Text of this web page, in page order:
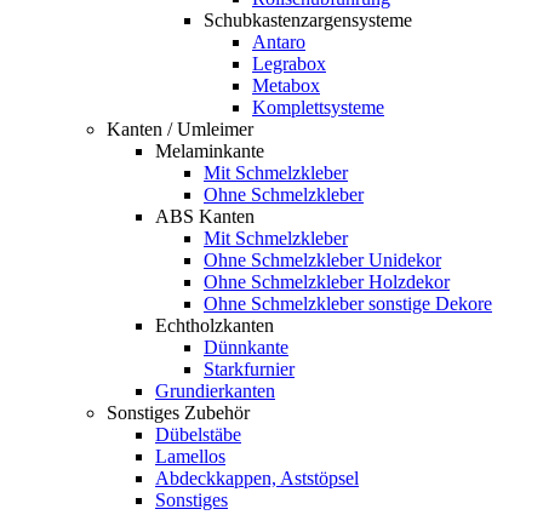
Schubkastenzargensysteme
Antaro
Legrabox
Metabox
Komplettsysteme
Kanten / Umleimer
Melaminkante
Mit Schmelzkleber
Ohne Schmelzkleber
ABS Kanten
Mit Schmelzkleber
Ohne Schmelzkleber Unidekor
Ohne Schmelzkleber Holzdekor
Ohne Schmelzkleber sonstige Dekore
Echtholzkanten
Dünnkante
Starkfurnier
Grundierkanten
Sonstiges Zubehör
Dübelstäbe
Lamellos
Abdeckkappen, Aststöpsel
Sonstiges